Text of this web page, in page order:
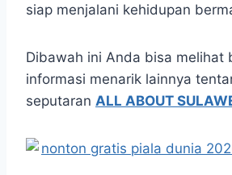
siap menjalani kehidupan
Dibawah ini Anda bisa melihat
informasi menarik lainnya
seputaran ALL ABOUT